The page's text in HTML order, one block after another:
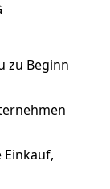
zu Beginn
Einkauf,